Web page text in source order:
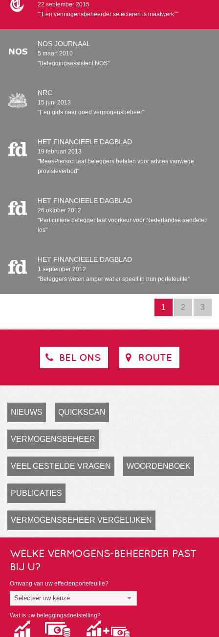
22 september 2015
"“Een vermogensbeheerder selecteren is maatwerk”"
NOS JOURNAAL
5 maart 2010
"Beleggingsassistent NOS"
NRC
15 juni 2013
"Een gids naar goed vermogensbeheer"
HET FINANCIEELE DAGBLAD
19 februari 2013
"MeesPierson laat beleggers betalen voor advies vanwege
provisieverbod"
HET FINANCIEELE DAGBLAD
26 oktober 2012
"Particuliere belegger laat voorkeur voor Nederlandse aandelen
los"
HET FINANCIEELE DAGBLAD
1 september 2012
"Beleggers weten amper wat er speelt in hun portefeuille"
1 2 3
BEL ONS ROUTE
NIEUWS QUICKSCAN
VERMOGENSBEHEER
VEEL GESTELDE VRAGEN WOORDENBOEK
PUBLICATIES
VERMOGENSBEHEER VERGELIJKEN
WELKE VERMOGENS-BEHEERDER PAST
BIJ U?
Omvang van uw effectenportefeuille?
Selecteer uw keuze
Wat is uw beleggingsdoelstelling?